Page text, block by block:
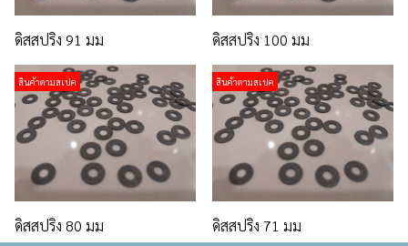
ดิสสปริง 91 มม ดิสสปริง 100 มม
สินค้าตามสเปค
ดิสสปริง 80 มม
สินค้าตามสเปค
ดิสสปริง 71 มม